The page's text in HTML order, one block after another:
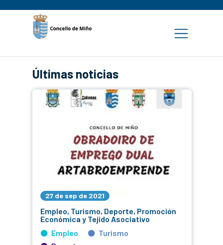
Últimas noticias
27 de sep de 2021
Empleo, Turismo, Deporte, Promoción
Económica y Tejido Asociativo
Empleo
Turismo